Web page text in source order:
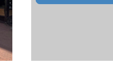
waarmaken!